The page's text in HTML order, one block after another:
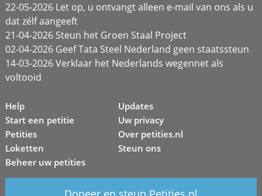
22-05-2026 Let op, u ontvangt alleen e-mail van ons als u
dat zélf aangeeft
21-04-2026 Steun het Groen Staal Project
02-04-2026 Geef Tata Steel Nederland geen staatssteun
14-03-2026 Verklaar het Nederlands wegennet als
voltooid
Help
Start een petitie
Petities
Loketten
Beheer uw petities
Updates
Uw privacy
Over petities.nl
Steun ons